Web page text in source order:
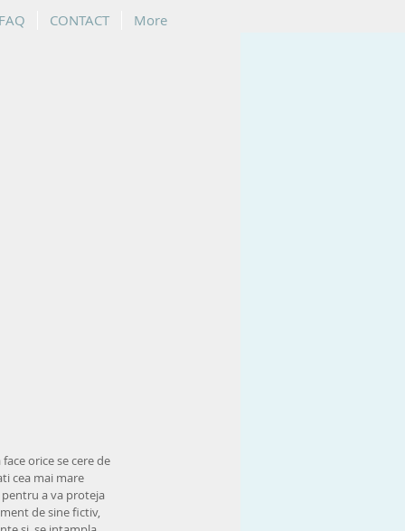
FAQ CONTACT More
orice se cere de
cea mai mare
a va proteja
de sine fictiv,